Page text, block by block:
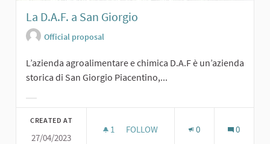
La D.A.F. a San Giorgio
Official proposal
L’azienda agroalimentare e chimica D.A.F è un’azienda
storica di San Giorgio Piacentino,...
CREATED AT
27/04/2023
1 1 FOLLOWER
FOLLOW 0 0